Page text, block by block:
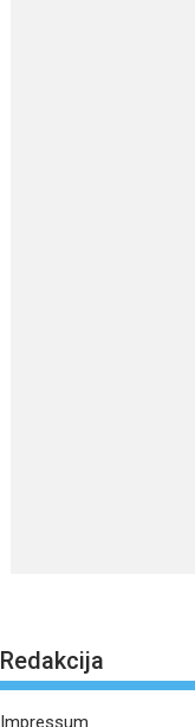
Redakcija
Impressum